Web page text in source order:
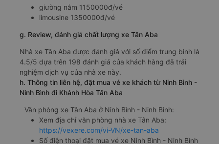
Giờ đến nơi ở Khánh Hòa: 09:36, 11:36, 15:36, 16:36,
19:36
của nhà xeTân Abakhoảng: 24.1 giờ
d. Các điểm đón khách của nhà xe Tân Aba
Thành phố Ninh Bình
e. Các điểm trả khách của nhà xe Tân Aba
f. Giá vé giá xe khách đi Khánh Hòa từ Ninh Bình - Ninh
Bình Tân Aba